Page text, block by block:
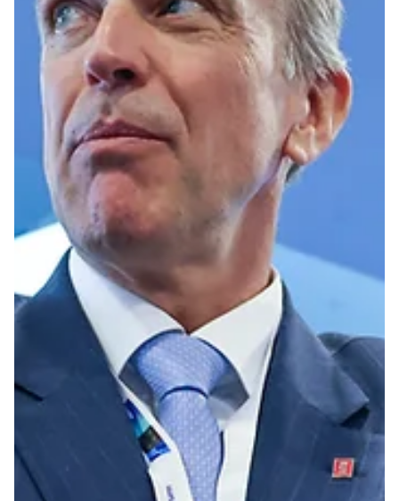
Burnham kutter strømmomsen på sin
første dag som statsminister
Burnham kutter strømmomsen på sin første dag som
statsminister